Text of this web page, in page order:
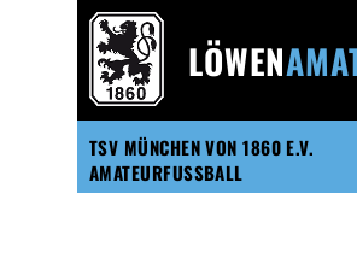
TSV MÜNCHEN VON 1860 E.V.
AMATEURFUSSBALL
LÖWEN